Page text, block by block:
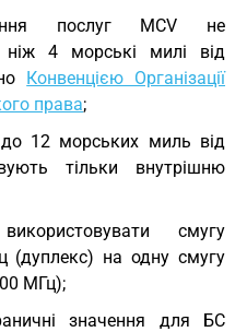
послуг MCV не
ніж 4 морські милі від
Конвенцією Організації
права;
12 морських миль від
тільки внутрішню
смугу
на одну смугу
МГц);
значення для БС